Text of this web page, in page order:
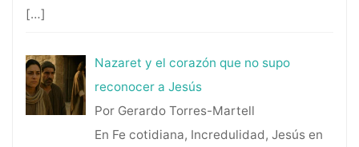
[…]
Nazaret y el corazón que no supo
reconocer a Jesús
Por Gerardo Torres-Martell
En Fe cotidiana, Incredulidad, Jesús en